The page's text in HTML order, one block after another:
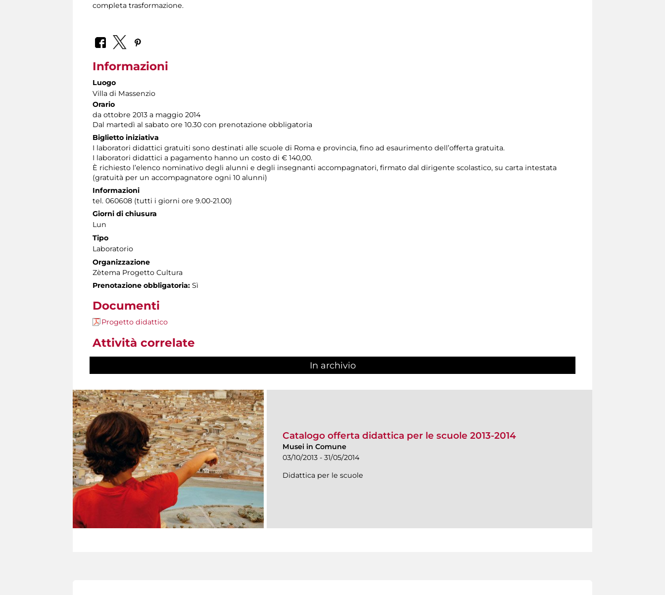
completa trasformazione.
Informazioni
Luogo
Villa di Massenzio
Orario
da ottobre 2013 a maggio 2014
Dal martedì al sabato ore 10.30 con prenotazione obbligatoria
Biglietto iniziativa
I laboratori didattici gratuiti sono destinati alle scuole di Roma e provincia, fino ad esaurimento dell’offerta gratuita.
I laboratori didattici a pagamento hanno un costo di € 140,00.
È richiesto l’elenco nominativo degli alunni e degli insegnanti accompagnatori, firmato dal dirigente scolastico, su carta intestata
(gratuità per un accompagnatore ogni 10 alunni)
Informazioni
tel. 060608 (tutti i giorni ore 9.00-21.00)
Giorni di chiusura
Lun
Tipo
Laboratorio
Organizzazione
Zètema Progetto Cultura
Prenotazione obbligatoria: Sì
Documenti
Progetto didattico
Attività correlate
In archivio
Catalogo offerta didattica per le scuole 2013-2014
Musei in Comune
03/10/2013 - 31/05/2014
Didattica per le scuole